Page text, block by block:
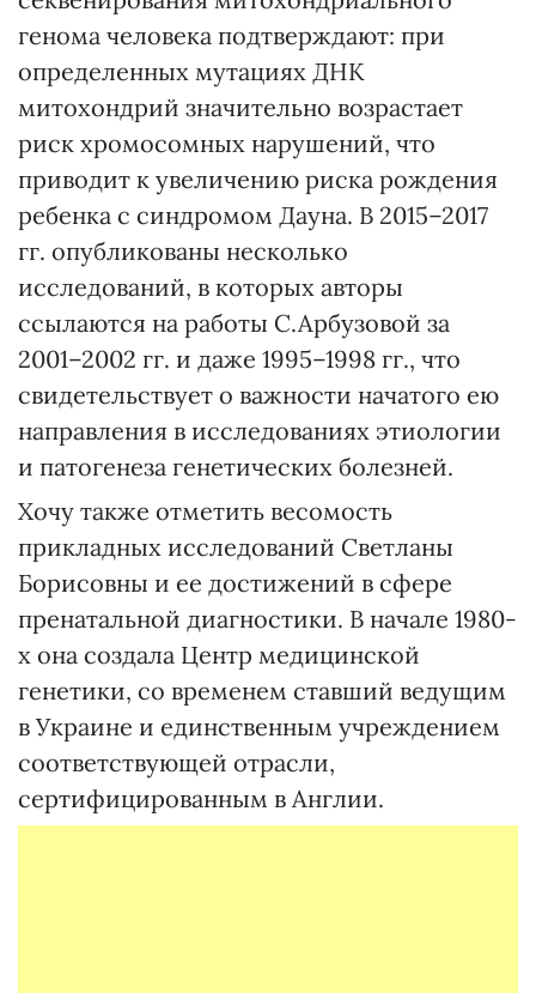
генома человека подтверждают: при
определенных мутациях ДНК
митохондрий значительно возрастает
риск хромосомных нарушений, что
приводит к увеличению риска рождения
ребенка с синдромом Дауна. В 2015–2017
гг. опубликованы несколько
исследований, в которых авторы
ссылаются на работы С.Арбузовой за
2001–2002 гг. и даже 1995–1998 гг., что
свидетельствует о важности начатого ею
направления в исследованиях этиологии
и патогенеза генетических болезней.
Хочу также отметить весомость
прикладных исследований Светланы
Борисовны и ее достижений в сфере
пренатальной диагностики. В начале 1980-
х она создала Центр медицинской
генетики, со временем ставший ведущим
в Украине и единственным учреждением
соответствующей отрасли,
сертифицированным в Англии.